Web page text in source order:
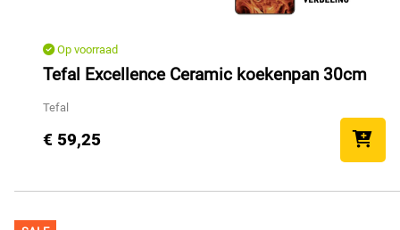
Op voorraad
Tefal Excellence Ceramic koekenpan 30cm
Tefal
€ 59,25